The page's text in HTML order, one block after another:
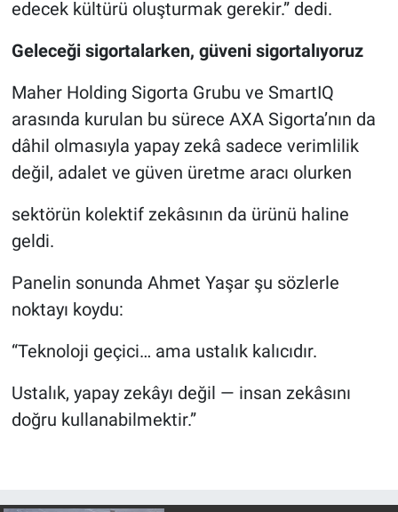
edecek kültürü oluşturmak gerekir.” dedi.
Geleceği sigortalarken, güveni sigortalıyoruz
Maher Holding Sigorta Grubu ve SmartIQ
arasında kurulan bu sürece AXA Sigorta’nın da
dâhil olmasıyla yapay zekâ sadece verimlilik
değil, adalet ve güven üretme aracı olurken
sektörün kolektif zekâsının da ürünü haline
geldi.
Panelin sonunda Ahmet Yaşar şu sözlerle
noktayı koydu:
“Teknoloji geçici… ama ustalık kalıcıdır.
Ustalık, yapay zekâyı değil — insan zekâsını
doğru kullanabilmektir.”